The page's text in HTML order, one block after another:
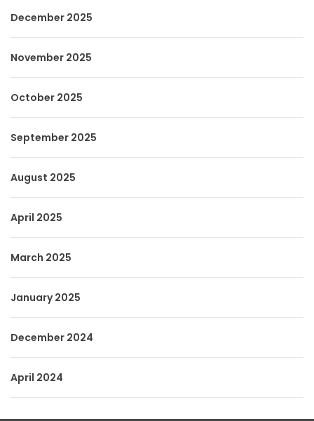
December 2025
November 2025
October 2025
September 2025
August 2025
April 2025
March 2025
January 2025
December 2024
April 2024